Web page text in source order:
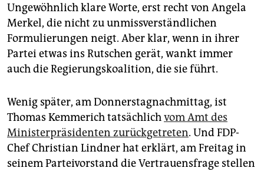
Ungewöhnlich klare Worte, erst recht von Angela
Merkel, die nicht zu unmissverständlichen
Formulierungen neigt. Aber klar, wenn in ihrer
Partei etwas ins Rutschen gerät, wankt immer
auch die Regierungskoalition, die sie führt.
Wenig später, am Donnerstagnachmittag, ist
Thomas Kemmerich tatsächlichvom Amt des
Ministerpräsidenten zurückgetreten. Und FDP-
Chef Christian Lindner hat erklärt, am Freitag in
seinem Parteivorstand die Vertrauensfrage stellen